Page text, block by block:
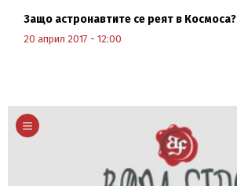
Защо астронавтите се реят в Космоса?
20 април 2017 - 12:00
Научи повече